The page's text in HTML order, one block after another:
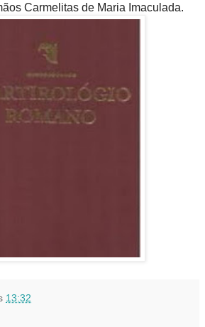
Carmelitas de Maria Imaculada.
13:32